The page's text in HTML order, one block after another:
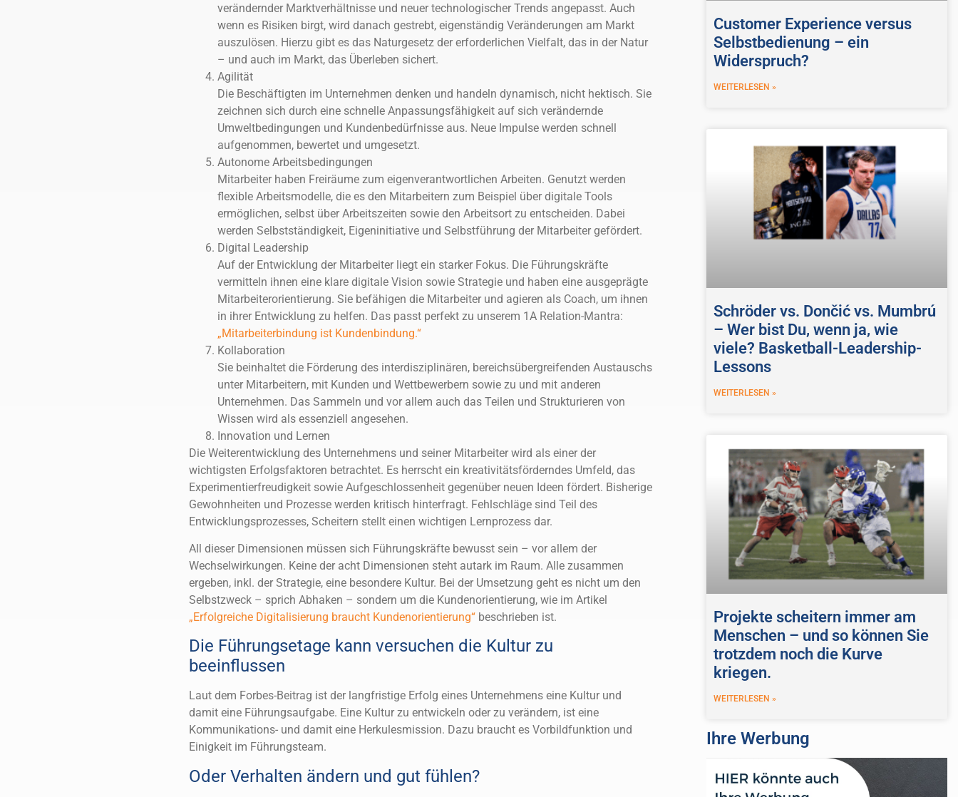
verändernder Marktverhältnisse und neuer technologischer Trends angepasst. Auch
wenn es Risiken birgt, wird danach gestrebt, eigenständig Veränderungen am Markt
auszulösen. Hierzu gibt es das Naturgesetz der erforderlichen Vielfalt, das in der Natur
– und auch im Markt, das Überleben sichert.
Agilität
Die Beschäftigten im Unternehmen denken und handeln dynamisch, nicht hektisch. Sie
zeichnen sich durch eine schnelle Anpassungsfähigkeit auf sich verändernde
Umweltbedingungen und Kundenbedürfnisse aus. Neue Impulse werden schnell
aufgenommen, bewertet und umgesetzt.
Autonome Arbeitsbedingungen
Mitarbeiter haben Freiräume zum eigenverantwortlichen Arbeiten. Genutzt werden
flexible Arbeitsmodelle, die es den Mitarbeitern zum Beispiel über digitale Tools
ermöglichen, selbst über Arbeitszeiten sowie den Arbeitsort zu entscheiden. Dabei
werden Selbstständigkeit, Eigeninitiative und Selbstführung der Mitarbeiter gefördert.
Digital Leadership
Auf der Entwicklung der Mitarbeiter liegt ein starker Fokus. Die Führungskräfte
vermitteln ihnen eine klare digitale Vision sowie Strategie und haben eine ausgeprägte
Mitarbeiterorientierung. Sie befähigen die Mitarbeiter und agieren als Coach, um ihnen
in ihrer Entwicklung zu helfen. Das passt perfekt zu unserem 1A Relation-Mantra:
„Mitarbeiterbindung ist Kundenbindung.“
Kollaboration
Sie beinhaltet die Förderung des interdisziplinären, bereichsübergreifenden Austauschs
unter Mitarbeitern, mit Kunden und Wettbewerbern sowie zu und mit anderen
Unternehmen. Das Sammeln und vor allem auch das Teilen und Strukturieren von
Wissen wird als essenziell angesehen.
Innovation und Lernen
Die Weiterentwicklung des Unternehmens und seiner Mitarbeiter wird als einer der
wichtigsten Erfolgsfaktoren betrachtet. Es herrscht ein kreativitätsförderndes Umfeld, das
Experimentierfreudigkeit sowie Aufgeschlossenheit gegenüber neuen Ideen fördert. Bisherige
Gewohnheiten und Prozesse werden kritisch hinterfragt. Fehlschläge sind Teil des
Entwicklungsprozesses, Scheitern stellt einen wichtigen Lernprozess dar.
All dieser Dimensionen müssen sich Führungskräfte bewusst sein – vor allem der
Wechselwirkungen. Keine der acht Dimensionen steht autark im Raum. Alle zusammen
ergeben, inkl. der Strategie, eine besondere Kultur. Bei der Umsetzung geht es nicht um den
Selbstzweck – sprich Abhaken – sondern um die Kundenorientierung, wie im Artikel
„Erfolgreiche Digitalisierung braucht Kundenorientierung“beschrieben ist.
Die Führungsetage kann versuchen die Kultur zu
beeinflussen
Laut dem Forbes-Beitrag ist der langfristige Erfolg eines Unternehmens eine Kultur und
damit eine Führungsaufgabe. Eine Kultur zu entwickeln oder zu verändern, ist eine
Kommunikations- und damit eine Herkulesmission. Dazu braucht es Vorbildfunktion und
Einigkeit im Führungsteam.
Oder Verhalten ändern und gut fühlen?
Customer Experience versus
Selbstbedienung – ein
Widerspruch?
WEITERLESEN »
Schröder vs. Dončić vs. Mumbrú
– Wer bist Du, wenn ja, wie
viele? Basketball-Leadership-
Lessons
WEITERLESEN »
Projekte scheitern immer am
Menschen – und so können Sie
trotzdem noch die Kurve
kriegen.
WEITERLESEN »
Ihre Werbung